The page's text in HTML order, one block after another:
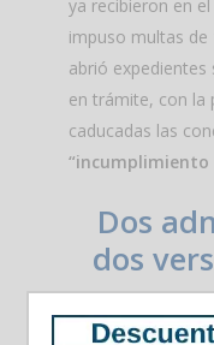
ya recibieron en
impuso multas de
abrió expedientes
en trámite, con la
caducadas las
“incumplimiento
Dos
dos
El origen del
entre